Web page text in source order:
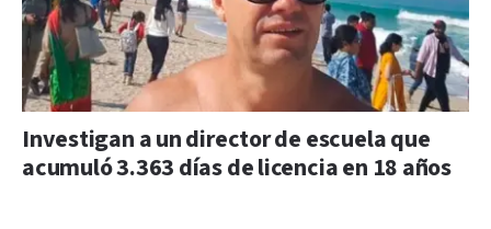
Investigan a un director de escuela que
acumuló 3.363 días de licencia en 18 años